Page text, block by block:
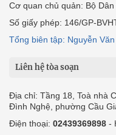
Cơ quan chủ quản: Bộ
Số giấy phép: 146/GP-
Tổng biên tập: Nguyễn Văn
Liên hệ tòa soạn
Địa chỉ: Tầng 18, Toà nhà
Đình Nghệ, phường Cầu
Điện thoại: 02439369898 -